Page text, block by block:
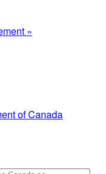
»
of Canada